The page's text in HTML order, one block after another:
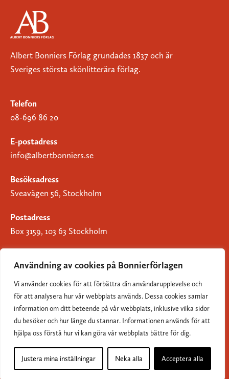
Användning av cookies på Bonnierförlagen
Vi använder cookies för att förbättra din användarupplevelse och
för att analysera hur vår webbplats används. Dessa cookies samlar
information om ditt beteende på vår webbplats, inklusive vilka sidor
du besöker och hur länge du stannar. Informationen används för att
hjälpa oss förstå hur vi kan göra vår webbplats bättre för dig.
Justera mina inställningar Neka alla Acceptera alla
Albert Bonniers Förlag grundades 1837 och är
Sveriges största skönlitterära förlag.
Telefon
08-696 86 20
E-postadress
info@albertbonniers.se
Besöksadress
Sveavägen 56, Stockholm
Postadress
Box 3159, 103 63 Stockholm
Om Bonnierförlagen
Cookies
Integritetspolicy